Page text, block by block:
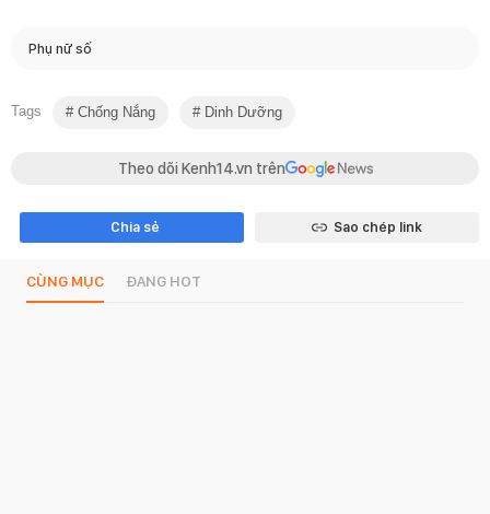
Phụ nữ số
Tags Chống Nắng Dinh Dưỡng
Theo dõi Kenh14.vn trên
Chia sẻ Sao chép link
CÙNG MỤC ĐANG HOT